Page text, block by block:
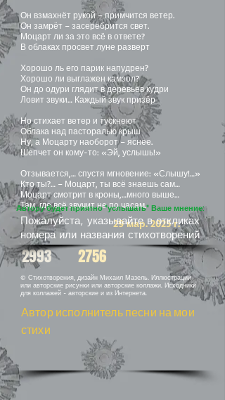
Он взмахнёт рукой – примчится ветер.
Он замрёт – засеребрится свет.
Моцарт ли за это всё в ответе?
В облаках просвет луне разверт
Хорошо ль его парик напудрен?
Хорошо ли выглажен камзол?
Он до одури глядит в деревьев кудри
Ловит звуки… Каждый звук призёр
Но стихает ветер и тускнеют
Облака над пасторалью крыш
Ну, а Моцарту наоборот – яснее.
Шепчет он кому-то: «Эй, услышь!»
Отзывается,… спустя мгновение: «Слышу!…»
Кто ты?… – Моцарт, ты всё знаешь сам…
Моцарт смотрит в кроны,…много выше…
Там, где всё звучит не по часам.
29 мар. 2025 г.
2993 2756
© Стихотворения, дизайн Михаил Мазель. Иллюстрации
или авторские рисунки или авторские коллажи. Исходники
для коллажей - авторские и из Интернета.
Автор исполнитель песни на мои
стихи
Автору будет приятно "услышать" Ваше мнение:
Пожалуйста, указывайте в откликах
номера или названия стихотворений